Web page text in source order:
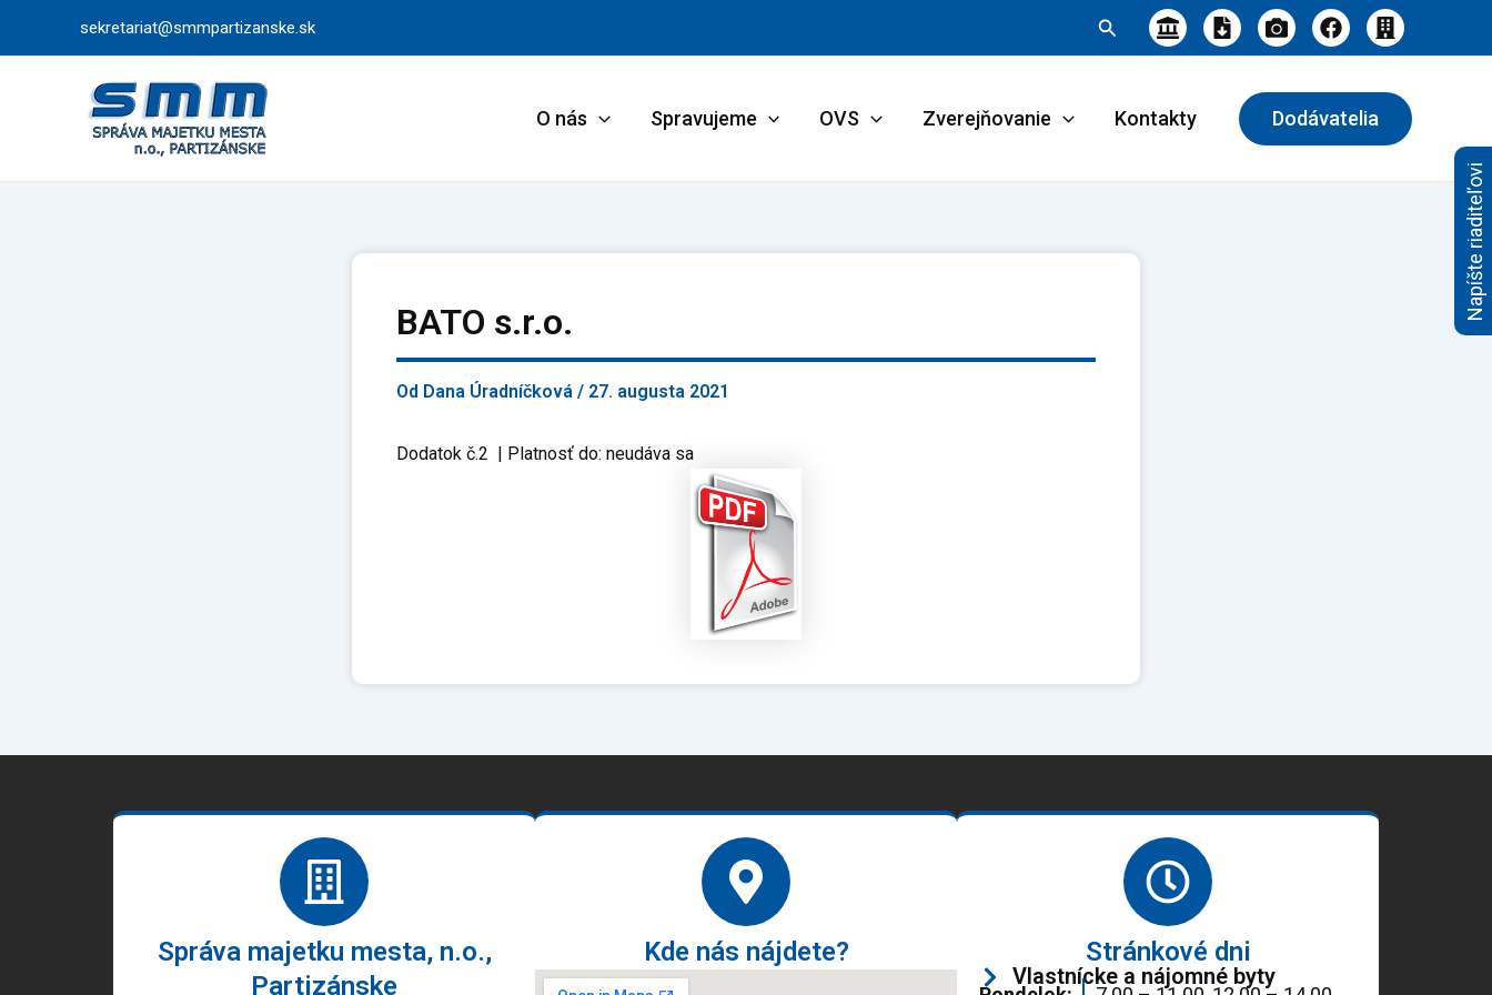
sekretariat@smmpartizanske.sk Hľadať
O nás Spravujeme OVS Zverejňovanie Kontakty Dodávatelia
BATO s.r.o.
Od Dana Úradníčková / 27. augusta 2021
Dodatok č.2 | Platnosť do: neudáva sa
Správa majetku mesta, n.o.,
Partizánske
Kde nás nájdete? Stránkové dni
Vlastnícke a nájomné byty
Napíšte riaditeľovi